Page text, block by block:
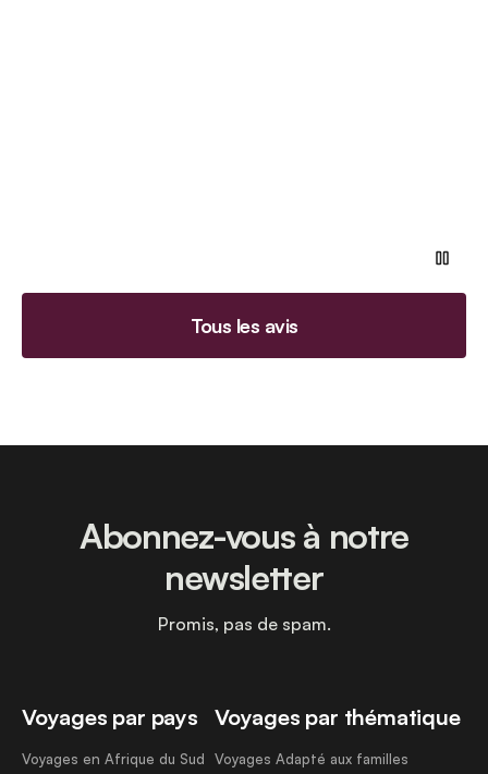
Tous les avis
Voyages par pays
Voyages en Afrique du Sud
Voyages par thématique
Voyages Adapté aux familles
Abonnez-vous à notre
newsletter
Promis, pas de spam.